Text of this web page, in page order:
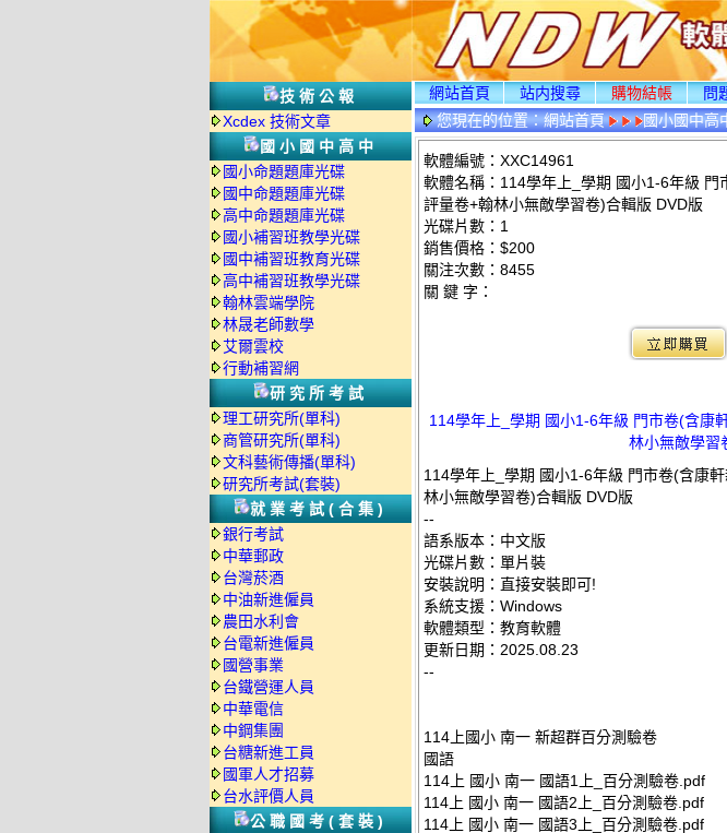
技術公報
Xcdex 技術文章
國小國中高中
國小命題題庫光碟
國中命題題庫光碟
高中命題題庫光碟
國小補習班教學光碟
國中補習班教育光碟
高中補習班教學光碟
翰林雲端學院
林晟老師數學
艾爾雲校
行動補習網
研究所考試
理工研究所(單科)
商管研究所(單科)
文科藝術傳播(單科)
研究所考試(套裝)
就業考試(合集)
銀行考試
中華郵政
台灣菸酒
中油新進僱員
農田水利會
台電新進僱員
國營事業
台鐵營運人員
中華電信
中鋼集團
台糖新進工員
國軍人才招募
台水評價人員
公職國考(套裝)
網站首頁 站内搜尋 購物結帳 問
您現在的位置：網站首頁 國小國中高
軟體編號：XXC14961
軟體名稱：114學年上_學期 國小1-6年級
評量卷+翰林小無敵學習卷)合輯版 DVD版
光碟片數：1
銷售價格：$200
關注次數： 8455
關 鍵 字：
114學年上_學期 國小1-6年級 門市卷(含康
林小無敵學習
114學年上_學期 國小1-6年級 門市卷(含康
林小無敵學習卷)合輯版 DVD版
--
語系版本：中文版
光碟片數：單片裝
安裝說明：直接安裝即可!
系統支援：Windows
軟體類型：教育軟體
更新日期：2025.08.23
--
114上國小 南一 新超群百分測驗卷
國語
114上 國小 南一 國語1上_百分測驗卷.pdf
114上 國小 南一 國語2上_百分測驗卷.pdf
114上 國小 南一 國語3上_百分測驗卷.pdf